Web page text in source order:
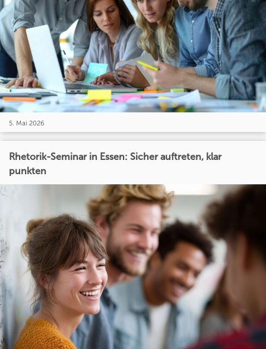
5. Mai 2026
Rhetorik-Seminar in Essen: Sicher auftreten, klar
punkten